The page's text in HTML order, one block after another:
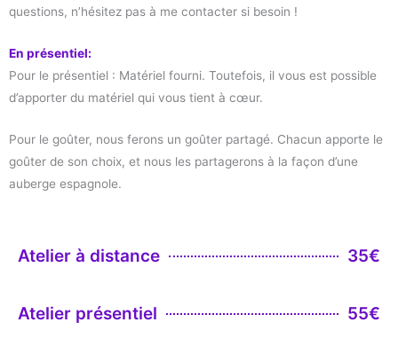
questions, n’hésitez pas à me contacter si besoin !
En présentiel:
Pour le présentiel : Matériel fourni. Toutefois, il vous est possible
d’apporter du matériel qui vous tient à cœur.
Pour le goûter, nous ferons un goûter partagé. Chacun apporte le
goûter de son choix, et nous les partagerons à la façon d’une
auberge espagnole.
Atelier à distance 35€
Atelier présentiel 55€